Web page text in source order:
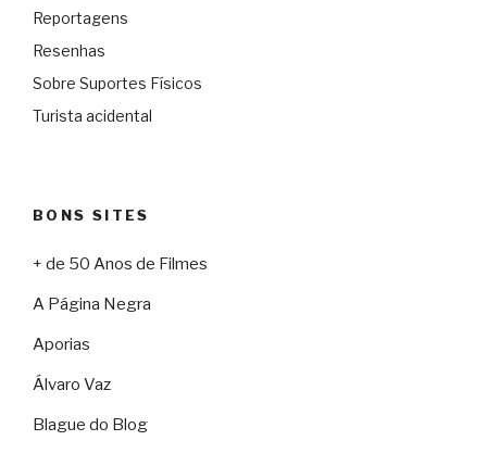
Reportagens
Resenhas
Sobre Suportes Físicos
Turista acidental
BONS SITES
+ de 50 Anos de Filmes
A Página Negra
Aporias
Álvaro Vaz
Blague do Blog